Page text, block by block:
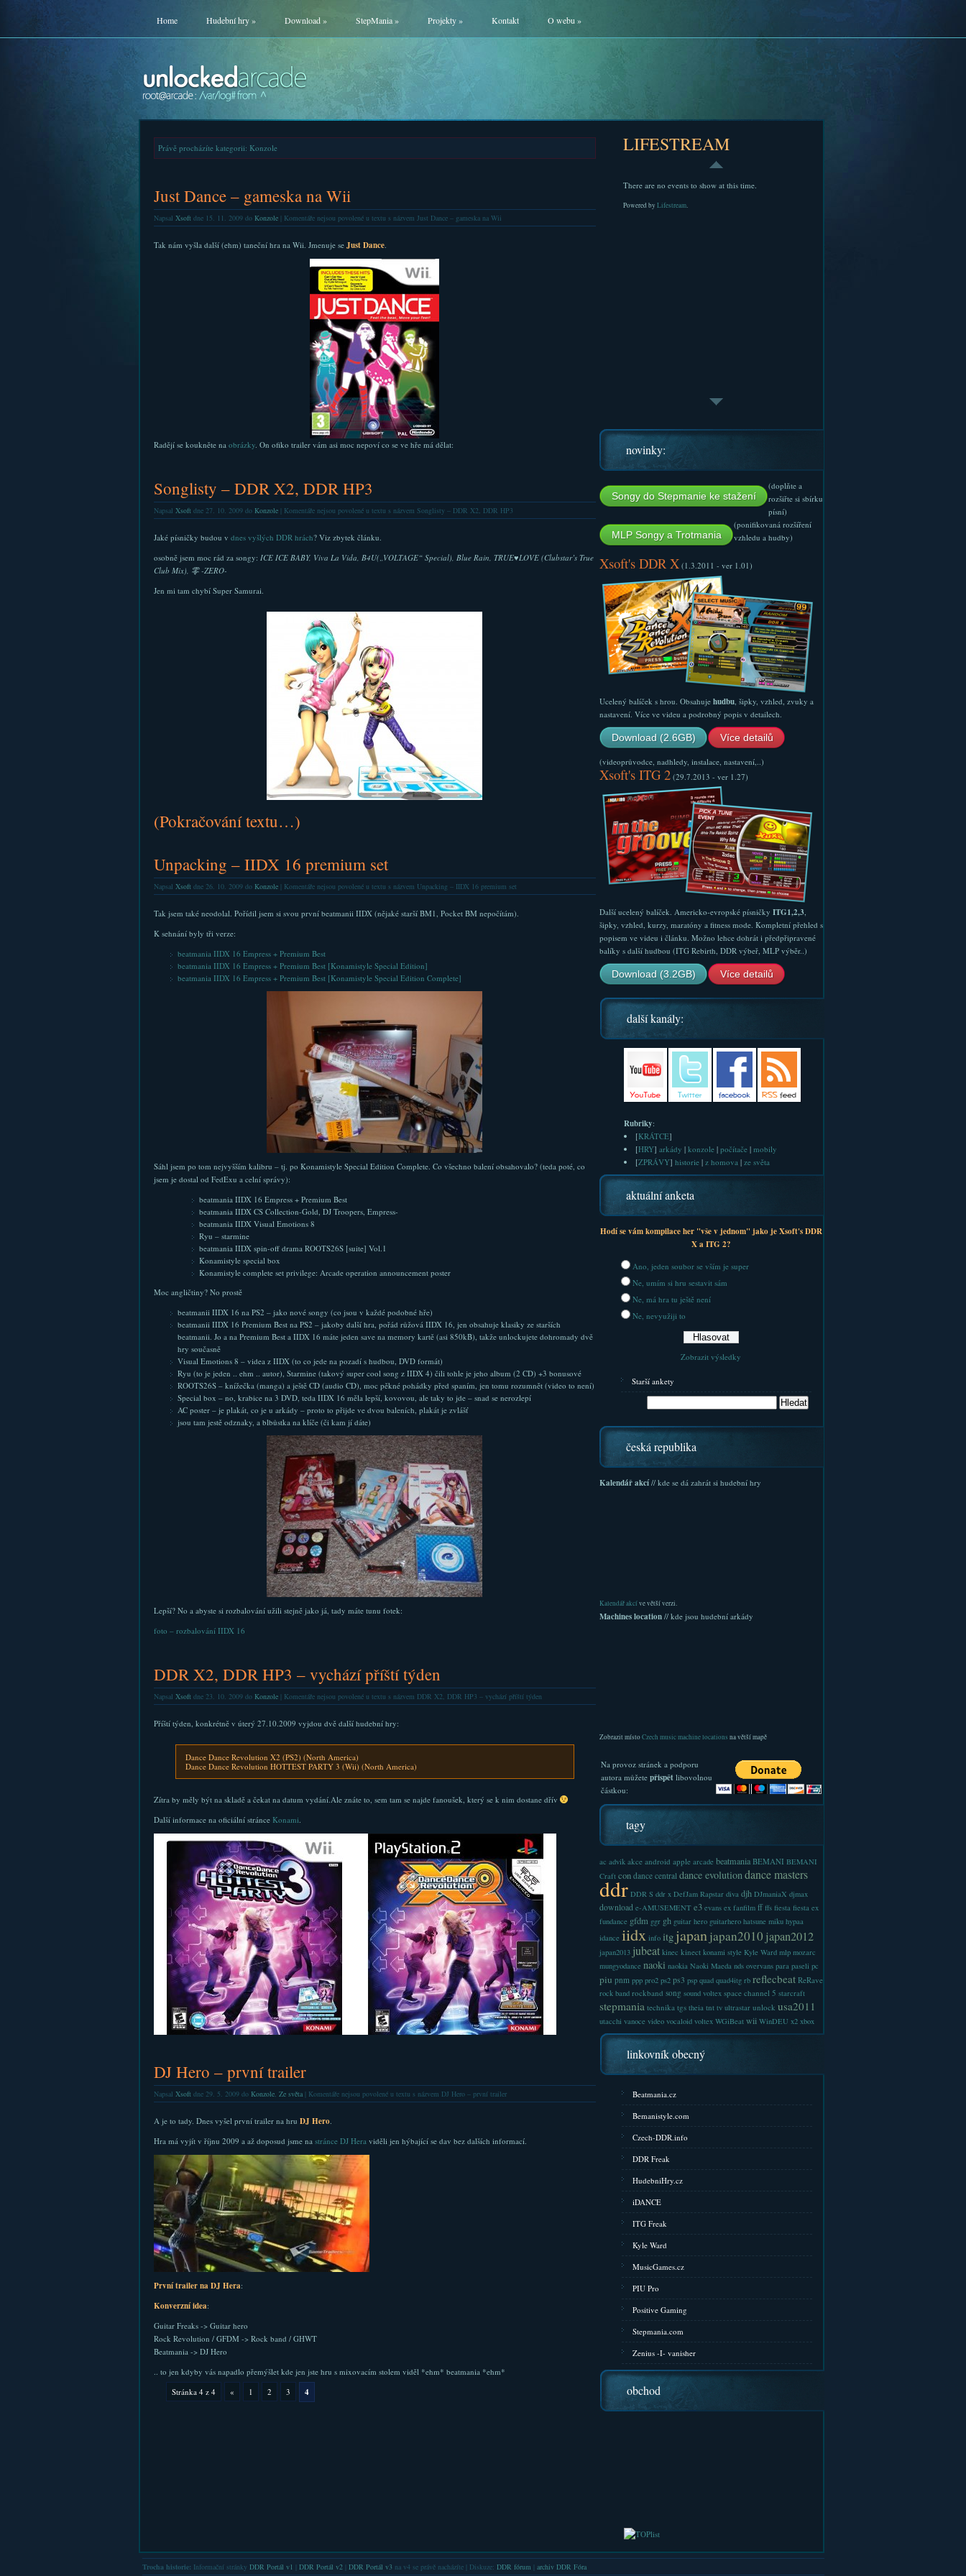
Home Hudební hry» Download» StepMania» Projekty» Kontakt O webu »
Právě procházíte kategorii: Konzole
Just Dance – gameska na Wii
Napsal Xsoftdne 15. 11. 2009 do Konzole| Komentáře nejsou povolenéu textu s názvem Just Dance – gameska na Wii
Tak nám vyšla další (ehm) taneční hra na Wii. Jmenuje se Just Dance.
Radějí se koukněte na obrázky. On ofiko trailer vám asi moc nepoví co se ve hře má dělat:
Songlisty – DDR X2, DDR HP3
Napsal Xsoftdne 27. 10. 2009 do Konzole| Komentáře nejsou povolenéu textu s názvem Songlisty – DDR X2, DDR HP3
Jaké písničky budou v dnes vyšlých DDR hrách? Viz zbytek článku.
osobně jsem moc rád za songy: ICE ICE BABY, Viva La Vida, B4U(„VOLTAGE“ Special), Blue Rain, TRUE♥LOVE (Clubstar’s True
Club Mix), 零 -ZERO-
Jen mi tam chybí Super Samurai.
(Pokračování textu…)
Unpacking – IIDX 16 premium set
Napsal Xsoftdne 26. 10. 2009 do Konzole| Komentáře nejsou povolenéu textu s názvem Unpacking – IIDX 16 premium set
Tak jsem také neodolal. Pořídil jsem si svou první beatmanii IIDX (nějaké starší BM1, Pocket BM nepočítám).
K sehnání byly tři verze:
beatmania IIDX 16 Empress + Premium Best
beatmania IIDX 16 Empress + Premium Best [Konamistyle Special Edition]
beatmania IIDX 16 Empress + Premium Best [Konamistyle Special Edition Complete]
Sáhl jsem po tom nejvyšším kalibru – tj. po Konamistyle Special Edition Complete. Co všechno balení obsahovalo? (teda poté, co
jsem je dostal od FedExu a celní správy):
beatmania IIDX 16 Empress + Premium Best
beatmania IIDX CS Collection-Gold, DJ Troopers, Empress-
beatmania IIDX Visual Emotions 8
Ryu – starmine
beatmania IIDX spin-off drama ROOTS26S [suite] Vol.1
Konamistyle special box
Konamistyle complete set privilege: Arcade operation announcement poster
Moc angličtiny? No prostě
beatmanii IIDX 16 na PS2 – jako nové songy (co jsou v každé podobné hře)
beatmanii IIDX 16 Premium Best na PS2 – jakoby další hra, pořád růžová IIDX 16, jen obsahuje klasiky ze starších
beatmanii. Jo a na Premium Best a IIDX 16 máte jeden save na memory kartě (asi 850kB), takže unlockujete dohromady dvě
hry současně
Visual Emotions 8 – videa z IIDX (to co jede na pozadí s hudbou, DVD formát)
Ryu (to je jeden .. ehm .. autor), Starmine (takový super cool song z IIDX 4) čili tohle je jeho album (2 CD) +3 bonusové
ROOTS26S – knížečka (manga) a ještě CD (audio CD), moc pěkné pohádky před spaním, jen tomu rozumnět (video to není)
Special box – no, krabice na 3 DVD, teda IIDX 16 měla lepší, kovovou, ale taky to jde – snad se nerozlepí
AC poster – je plakát, co je u arkády – proto to přijde ve dvou baleních, plakát je zvlášť
jsou tam jestě odznaky, a blbůstka na klíče (či kam jí dáte)
Lepší? No a abyste si rozbalování užili stejně jako já, tady máte tunu fotek:
foto – rozbalování IIDX 16
DDR X2, DDR HP3 – vychází příští týden
Napsal Xsoftdne 23. 10. 2009 do Konzole| Komentáře nejsou povolenéu textu s názvem DDR X2, DDR HP3 – vychází příští týden
Příští týden, konkrétně v úterý 27.10.2009 vyjdou dvě další hudební hry:
Dance Dance Revolution X2 (PS2) (North America)
Dance Dance Revolution HOTTEST PARTY 3 (Wii) (North America)
Zítra by měly být na skladě a čekat na datum vydání.Ale znáte to, sem tam se najde fanoušek, který se k nim dostane dřív
Další informace na oficiální stránce Konami.
DJ Hero – první trailer
Napsal Xsoftdne 29. 5. 2009 do Konzole, Ze světa| Komentáře nejsou povolenéu textu s názvem DJ Hero – první trailer
A je to tady. Dnes vyšel první trailer na hru DJ Hero.
Hra má vyjít v říjnu 2009 a až doposud jsme na stránce DJ Heraviděli jen hýbající se dav bez dalších informací.
První trailer na DJ Hera:
Konverzní idea:
Guitar Freaks -> Guitar hero
Rock Revolution / GFDM -> Rock band / GHWT
Beatmania -> DJ Hero
.. to jen kdyby vás napadlo přemýšlet kde jen jste hru s mixovacím stolem viděl *ehm* beatmania *ehm*
Stránka 4 z 4
« 1 2 3 4
LIFESTREAM
There are no events to show at this time.
Powered by Lifestream.
novinky:
Songy do Stepmanie ke stažení
(doplňte a
rozšiřte si sbírku
písní)
MLP Songy a Trotmania
(ponifikovaná rozšíření
vzhledu a hudby)
Xsoft's DDR X(1.3.2011 - ver 1.01)
Ucelený balíček s hrou. Obsahuje hudbu, šipky, vzhled, zvuky a
nastavení. Více ve videu a podrobný popis v detailech.
Download (2.6GB) Více detailů
(videoprůvodce, nadhledy, instalace, nastavení,..)
Xsoft's ITG 2(29.7.2013 - ver 1.27)
Další ucelený balíček. Americko-evropské písničky ITG1,2,3,
šipky, vzhled, kurzy, maratóny a fitness mode. Kompletní přehled s
popisem ve videu i článku. Možno lehce dohrát i předpřipravené
balíky s další hudbou (ITG Rebirth, DDR výbeř, MLP výběr..)
Download (3.2GB) Více detailů
další kanály:
Rubriky:
[KRÁTCE]
[HRY] arkády | konzole| počítače| mobily
[ZPRÁVY] historie| z homova| ze světa
aktuální anketa
Hodí se vám kompilace her "vše v jednom" jako je Xsoft's DDR
X a ITG 2?
Ano, jeden soubor se vším je super
Ne, umím si hru sestavit sám
Ne, má hra tu ještě není
Ne, nevyužiji to
Zobrazit výsledky
Starší ankety
česká republika
Kalendář akcí// kde se dá zahrát si hudební hry
Kalendář akcíve větší verzi.
Machines location// kde jsou hudební arkády
Zobrazit místoCzech music machine locations na větší mapě
Na provoz stránek a podporu
autora můžete přispětlibovolnou
částkou:
tagy
ac advik akce android apple arcade beatmania BEMANI BEMANI
Craft con dance central dance evolutiondance masters
ddr DDR S ddr x DefJam Rapstar diva djh DJmaniaX djmax
download e-AMUSEMENT e3 evans ex fanfilm ff ffs fiesta fiesta ex
fundance gfdm ggr gh guitar hero guitarhero hatsune miku hypaa
idance iidx info itg japanjapan2010 japan2012
japan2013 jubeat kinec kinect konami style Kyle Ward mlp mozarc
mungyodance naoki naokia Naoki Maeda nds overvans para paseli pc
piu pnm ppp pro2 ps2 ps3 psp quad quad4itg rb reflecbeat ReRave
rock band rockband song sound voltex space channel 5 starcraft
stepmania technika tgs theia tnt tv ultrastar unlock usa2011
utacchi vanoce video vocaloid voltex WGiBeat wii WinDEU x2 xbox
linkovník obecný
Beatmania.cz
Bemanistyle.com
Czech-DDR.info
DDR Freak
HudebniHry.cz
iDANCE
ITG Freak
Kyle Ward
MusicGames.cz
PIU Pro
Positive Gaming
Stepmania.com
Zenius -I- vanisher
obchod
Trocha historie: Informační stránky DDR Portál v1 DDR Portál v2| DDR Portál v3na v4 se právě nacházíte | Diskuze: DDR fórum archiv DDR Fóra